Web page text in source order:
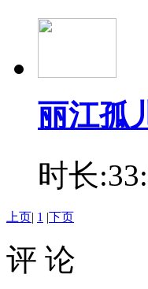
丽江孤
时长
上页| 1 |下页
评 论